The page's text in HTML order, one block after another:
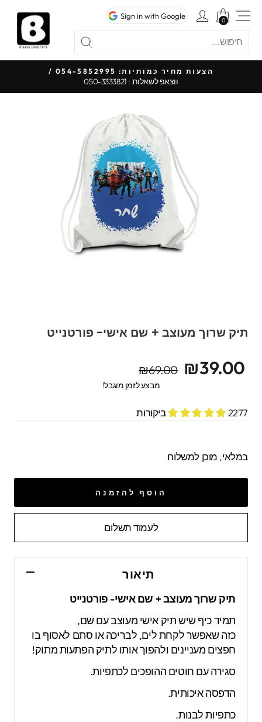
חיפוש
Sign in with Google
כניסה לחשבוןניווט באתר
0
0
עצור
הצעות מחיר כמותיות: 054-5852995 /
ווצאפ לשאלות : 050-3333821
תיק שרוך מעוצב + שם אישי- פורטנייט
מחיר
מקורי
מחיר
מבצע
₪39.00
₪69.00
מבצע לזמן מוגבל!
2277 ביקורות
במלאי, מוכן למשלוח
הוסף להזמנה
לעמוד תשלום
תיאור
תיק שרוך מעוצב + שם אישי- פורטנייט
תמיד כיף שיש תיק אישי מעוצב עם שם,
כזה שאפשר לקחת לים, לבריכה או סתם לאסוף בו
חפצים מעניינים ולהפוך אותו לתיק הפתעות מתוק!
סגירה עם חוטים ההופכים לכתפיות.
הדפסה איכותית.
כתפיות לבנות.